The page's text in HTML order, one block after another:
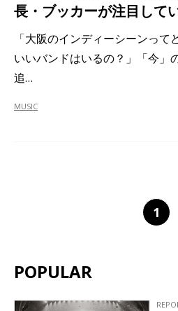
長・ブッカーが注目して
「大阪のインディーシーンって
いいバンドはいるの？」「今」
追…
MUSIC
1
POPULAR